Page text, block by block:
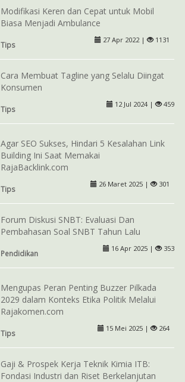
Modifikasi Keren dan Cepat untuk Mobil
Biasa Menjadi Ambulance
Tips
27 Apr 2022 | 1131
Cara Membuat Tagline yang Selalu Diingat
Konsumen
Tips
12 Jul 2024 | 459
Agar SEO Sukses, Hindari 5 Kesalahan Link
Building Ini Saat Memakai
RajaBacklink.com
Tips
26 Maret 2025 | 301
Forum Diskusi SNBT: Evaluasi Dan
Pembahasan Soal SNBT Tahun Lalu
Pendidikan
16 Apr 2025 | 353
Mengupas Peran Penting Buzzer Pilkada
2029 dalam Konteks Etika Politik Melalui
Rajakomen.com
Tips
15 Mei 2025 | 264
Gaji & Prospek Kerja Teknik Kimia ITB:
Fondasi Industri dan Riset Berkelanjutan